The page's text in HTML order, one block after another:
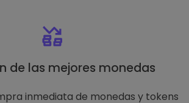
de las mejores monedas
inmediata de monedas y tokens